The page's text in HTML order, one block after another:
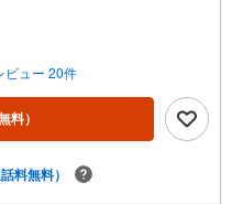
はお電話でのお問い合わせ
きます！お気軽にご連絡くだ
の特徴》●地域密着！どうぞ安
様の夢やご希望をおきかせく
験豊かな専門スタッフが、責
住まい」探しのお手伝いをい
○キッズスペース完備。オムツ
ビュー 20件
料）
話料無料）